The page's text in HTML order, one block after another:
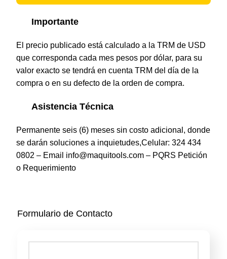
Importante
El precio publicado está calculado a la TRM de USD
que corresponda cada mes pesos por dólar, para su
valor exacto se tendrá en cuenta TRM del día de la
compra o en su defecto de la orden de compra.
Asistencia Técnica
Permanente seis (6) meses sin costo adicional, donde
se darán soluciones a inquietudes,Celular: 324 434
0802 – Email info@maquitools.com – PQRS Petición
o Requerimiento
Formulario de Contacto